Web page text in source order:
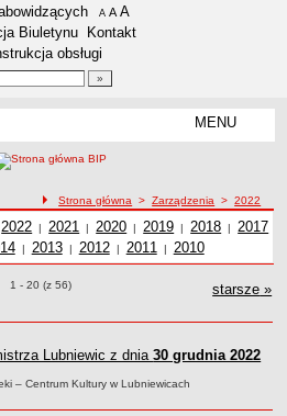
A pomniejsz czcionkę
A standardowy rozmiar czcionki
A
Biuletynu
Kontakt
obsługi
MENU
ścieżka nawigacji
Strona główna >Zarządzenia >2022
z roku
Zarządzenia z roku
2022 | Zarządzenia z roku
2021 | Zarządzenia z roku
2020 | Zarządzenia z roku
2019 |
Zarządzenia z
2018 | 2017
z roku z roku
| Zarządzenia z roku
2013| Zarządzenia z roku
2012| Zarządzenia z roku
2011 |
Zarządzenia z
roku
2010
Zarządzenia o pozycjach
1 - 20 (z 56) starsze »
Lubniewic z dnia30 grudnia 2022
– Centrum Kultury w Lubniewicach